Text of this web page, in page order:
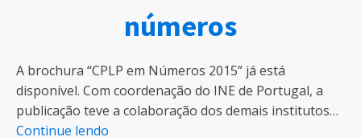
números
A brochura “CPLP em Números 2015” já está
disponível. Com coordenação do INE de Portugal, a
publicação teve a colaboração dos demais institutos…
Continue lendo